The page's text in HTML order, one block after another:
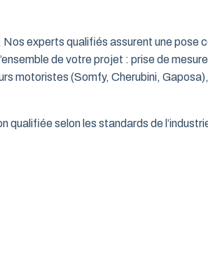
experts qualifiés assurent une pose
de votre projet : prise de
motoristes (Somfy, Cherubini,
qualifiée selon les standards de